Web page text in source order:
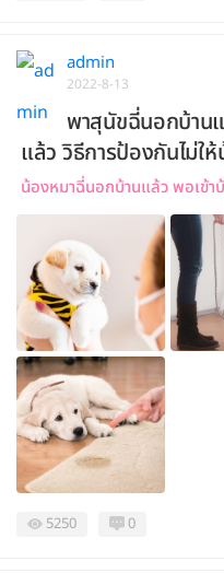
admin
2022-8-13
พาสุนัขฉี่นอกบ้าน
แล้ว วิธีการป้องกันไม่ใ
น้องหมาฉี่นอกบ้านแล้ว พอเข้า
5250 0